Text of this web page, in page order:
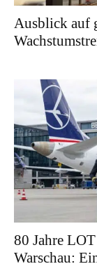
Ausblick auf
80 Jahre
Warschau: